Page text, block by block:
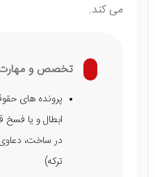
می کند.
تخصص و
پرونده های
ابطال و یا فسخ
در ساخت،
ترکه)